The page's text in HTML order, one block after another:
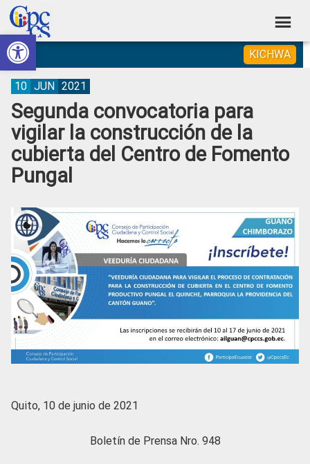
Abrir barra de herramientas
Skip
to
primary
navigation
Skip
to
main
content
Skip
to
primary
sidebar
Skip
to
footer
Consejo
de
Participación
Ciudadana
Control
Social
Construyendo
Poder
Ciudadano
KICHWA
Segunda convocatoria para
vigilar la construcción de la
cubierta del Centro de Fomento
Pungal
10 JUN 2021
Quito, 10 de junio de 2021
Boletín de Prensa Nro. 948